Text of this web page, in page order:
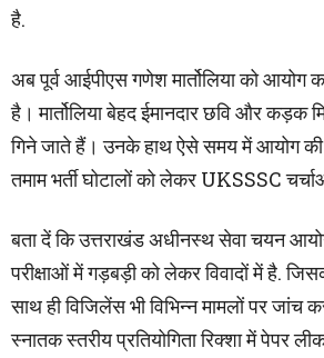
है.
अब पूर्व आईपीएस गणेश मार्तोलिया को आयोग
है। मार्तोलिया बेहद ईमानदार छवि और कड़क
गिने जाते हैं। उनके हाथ ऐसे समय में आयोग
तमाम भर्ती घोटालों को लेकर UKSSSC
बता दें कि उत्तराखंड अधीनस्थ सेवा चयन
परीक्षाओं में गड़बड़ी को लेकर विवादों में है.
साथ ही विजिलेंस भी विभिन्न मामलों पर जांच
स्नातक स्तरीय प्रतियोगिता रिक्शा में पेपर